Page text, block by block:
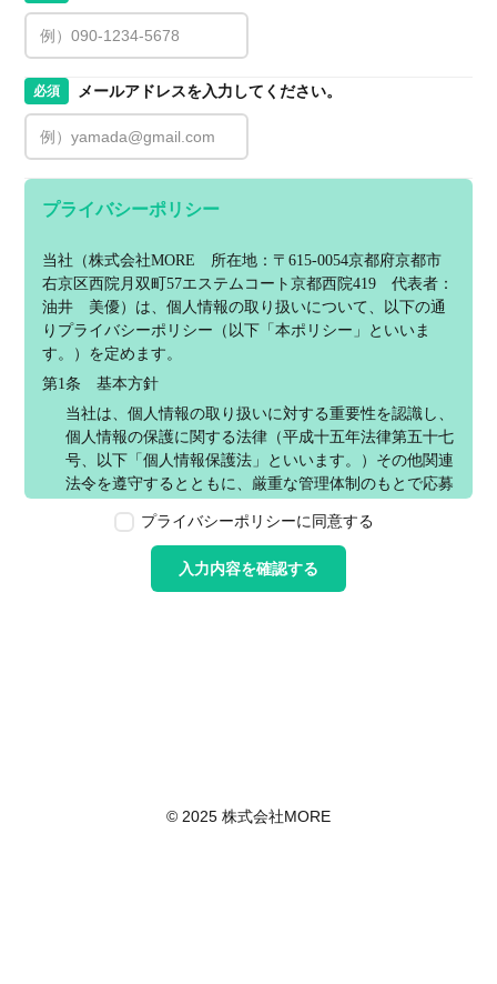
必須 メールアドレスを入力してください。
プライバシーポリシー
当社（株式会社MORE　所在地：〒615-0054京都府京都市
右京区西院月双町57エステムコート京都西院419　代表者：
油井　美優）は、個人情報の取り扱いについて、以下の通
りプライバシーポリシー（以下「本ポリシー」といいま
す。）を定めます。
第1条　基本方針
当社は、個人情報の取り扱いに対する重要性を認識し、
個人情報の保護に関する法律（平成十五年法律第五十七
号、以下「個人情報保護法」といいます。）その他関連
法令を遵守するとともに、厳重な管理体制のもとで応募
本ウェブサイトで取得する個人情報に限り適用されるも
のとします。
第2条　個人情報の定義
情報取扱事業者が、開示、内容の訂正、追加又は削除、
プライバシーポリシーに同意する
入力内容を確認する
© 2025 株式会社MORE